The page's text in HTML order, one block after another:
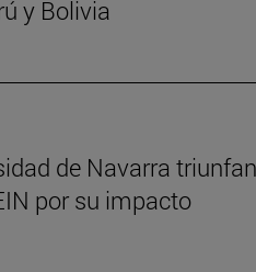
y Bolivia
de Navarra
por su impacto